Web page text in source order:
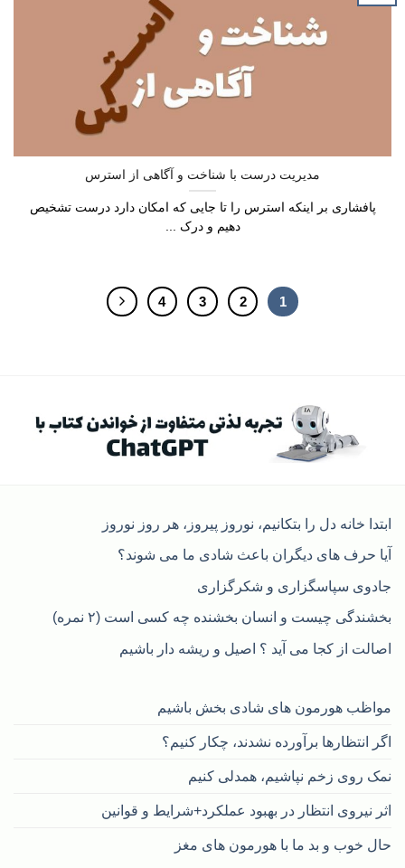
مدیریت درست با شناخت و آگاهی از استرس
پافشاری بر اینکه استرس را تا جایی که امکان دارد درست تشخیص
دهیم و درک ...
1
2
3
4
ابتدا خانه دل را بتکانیم، نوروز پیروز، هر روز نوروز
آیا حرف های دیگران باعث شادی ما می شوند؟
جادوی سپاسگزاری و شکرگزاری
بخشندگی چیست و انسان بخشنده چه کسی است (۲ نمره)
اصالت از کجا می آید ؟ اصیل و ریشه دار باشیم
مواظب هورمون های شادی بخش باشیم
اگر انتظارها برآورده نشدند، چکار کنیم؟
نمک روی زخم نپاشیم، همدلی کنیم
اثر نیروی انتظار در بهبود عملکرد+شرایط و قوانین
حال خوب و بد ما با هورمون های مغز